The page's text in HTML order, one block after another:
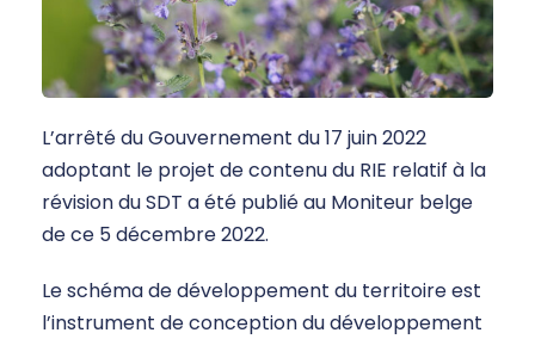
L’arrêté du Gouvernement du 17 juin 2022
adoptant le projet de contenu du RIE relatif à la
révision du SDT a été publié au Moniteur belge
de ce 5 décembre 2022.
Le schéma de développement du territoire est
l’instrument de conception du développement